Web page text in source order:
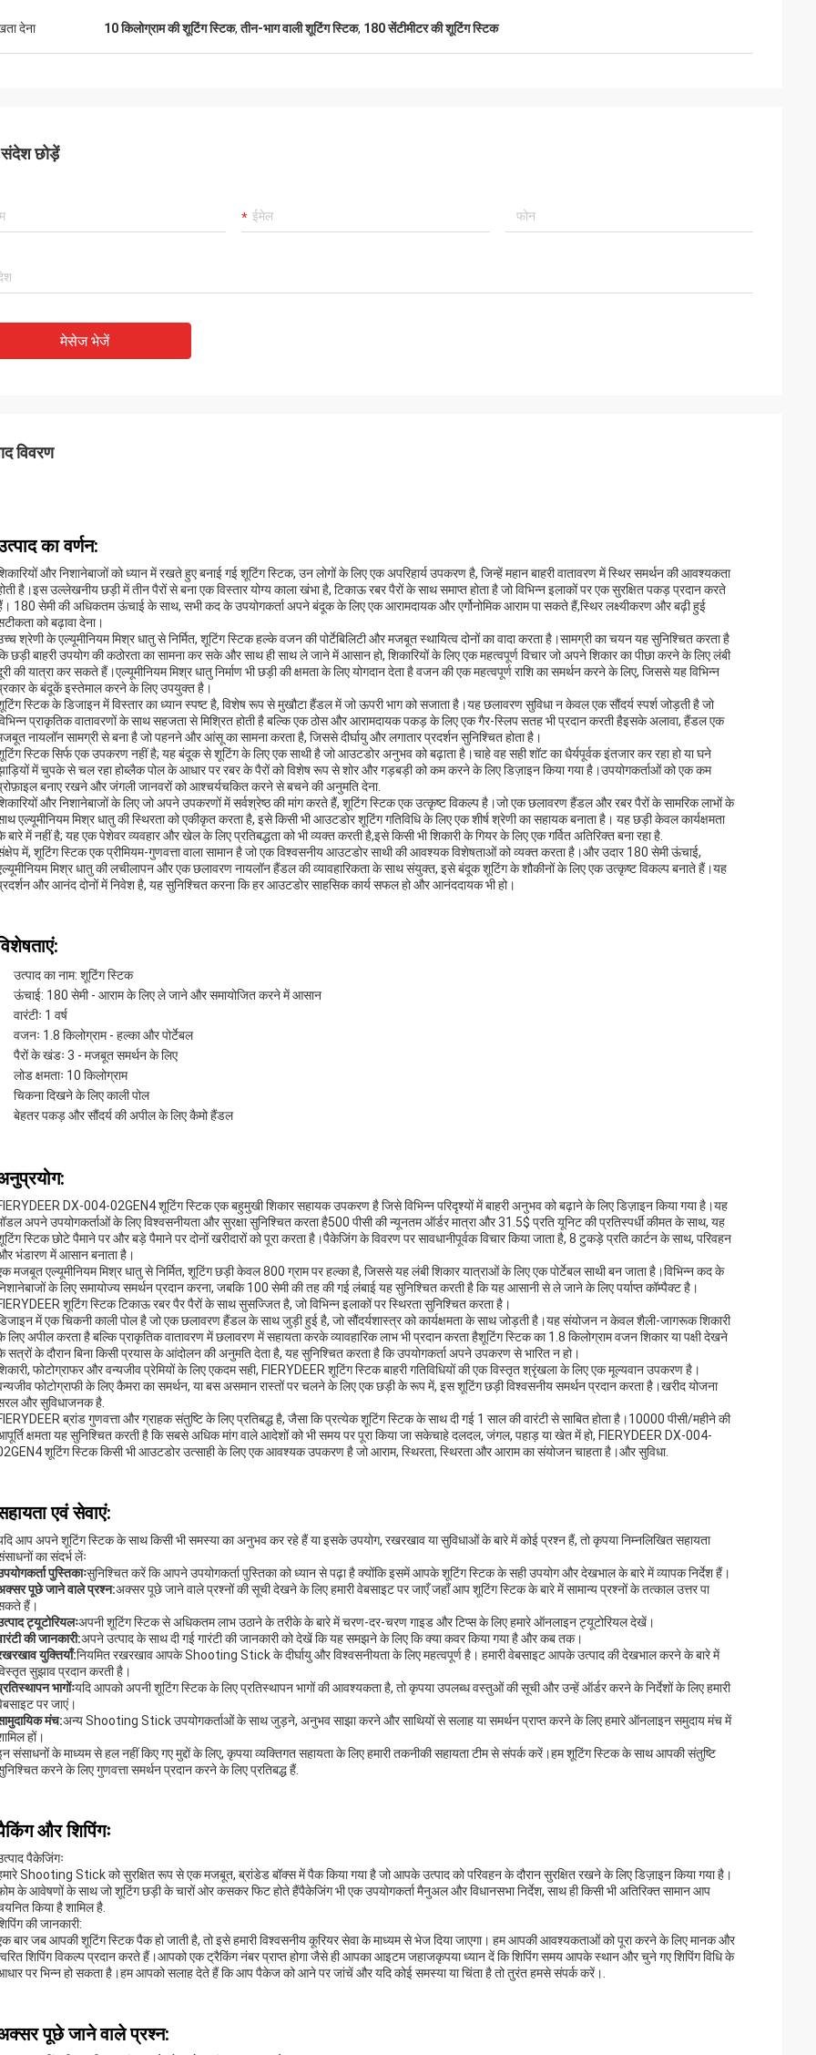
देना 10 किलोग्राम की शूटिंग स्टिक,तीन-भाग वाली शूटिंग स्टिक, 180 सेंटीमीटर की शूटिंग स्टिक
छोड़ें
मेसेज भेजें
विवरण
का वर्णन:
और निशानेबाजों को ध्यान में रखते हुए बनाई गई शूटिंग स्टिक, उन लोगों के लिए एक अपरिहार्य उपकरण है, जिन्हें महान बाहरी वातावरण में स्थिर समर्थन की आवश्यकता
है।इस उल्लेखनीय छड़ी में तीन पैरों से बना एक विस्तार योग्य काला खंभा है, टिकाऊ रबर पैरों के साथ समाप्त होता है जो विभिन्न इलाकों पर एक सुरक्षित पकड़ प्रदान करते
180 सेमी की अधिकतम ऊंचाई के साथ, सभी कद के उपयोगकर्ता अपने बंदूक के लिए एक आरामदायक और एर्गोनोमिक आराम पा सकते हैं,स्थिर लक्ष्यीकरण और बढ़ी हुई
को बढ़ावा देना।
श्रेणी के एल्यूमीनियम मिश्र धातु से निर्मित, शूटिंग स्टिक हल्के वजन की पोर्टेबिलिटी और मजबूत स्थायित्व दोनों का वादा करता है।सामग्री का चयन यह सुनिश्चित करता है
छड़ी बाहरी उपयोग की कठोरता का सामना कर सके और साथ ही साथ ले जाने में आसान हो, शिकारियों के लिए एक महत्वपूर्ण विचार जो अपने शिकार का पीछा करने के लिए लंबी
की यात्रा कर सकते हैं।एल्यूमीनियम मिश्र धातु निर्माण भी छड़ी की क्षमता के लिए योगदान देता है वजन की एक महत्वपूर्ण राशि का समर्थन करने के लिए, जिससे यह विभिन्न
के बंदूकें इस्तेमाल करने के लिए उपयुक्त है।
स्टिक के डिजाइन में विस्तार का ध्यान स्पष्ट है, विशेष रूप से मुखौटा हैंडल में जो ऊपरी भाग को सजाता है।यह छलावरण सुविधा न केवल एक सौंदर्य स्पर्श जोड़ती है जो
प्राकृतिक वातावरणों के साथ सहजता से मिश्रित होती है बल्कि एक ठोस और आरामदायक पकड़ के लिए एक गैर-स्लिप सतह भी प्रदान करती हैइसके अलावा, हैंडल एक
नायलॉन सामग्री से बना है जो पहनने और आंसू का सामना करता है, जिससे दीर्घायु और लगातार प्रदर्शन सुनिश्चित होता है।
स्टिक सिर्फ एक उपकरण नहीं है; यह बंदूक से शूटिंग के लिए एक साथी है जो आउटडोर अनुभव को बढ़ाता है।चाहे वह सही शॉट का धैर्यपूर्वक इंतजार कर रहा हो या घने
में चुपके से चल रहा होब्लैक पोल के आधार पर रबर के पैरों को विशेष रूप से शोर और गड़बड़ी को कम करने के लिए डिज़ाइन किया गया है।उपयोगकर्ताओं को एक कम
बनाए रखने और जंगली जानवरों को आश्चर्यचकित करने से बचने की अनुमति देना.
और निशानेबाजों के लिए जो अपने उपकरणों में सर्वश्रेष्ठ की मांग करते हैं, शूटिंग स्टिक एक उत्कृष्ट विकल्प है।जो एक छलावरण हैंडल और रबर पैरों के सामरिक लाभों के
एल्यूमीनियम मिश्र धातु की स्थिरता को एकीकृत करता है, इसे किसी भी आउटडोर शूटिंग गतिविधि के लिए एक शीर्ष श्रेणी का सहायक बनाता है। यह छड़ी केवल कार्यक्षमता
बारे में नहीं है; यह एक पेशेवर व्यवहार और खेल के लिए प्रतिबद्धता को भी व्यक्त करती है,इसे किसी भी शिकारी के गियर के लिए एक गर्वित अतिरिक्त बना रहा है.
में, शूटिंग स्टिक एक प्रीमियम-गुणवत्ता वाला सामान है जो एक विश्वसनीय आउटडोर साथी की आवश्यक विशेषताओं को व्यक्त करता है।और उदार 180 सेमी ऊंचाई,
मिश्र धातु की लचीलापन और एक छलावरण नायलॉन हैंडल की व्यावहारिकता के साथ संयुक्त, इसे बंदूक शूटिंग के शौकीनों के लिए एक उत्कृष्ट विकल्प बनाते हैं।यह
और आनंद दोनों में निवेश है, यह सुनिश्चित करना कि हर आउटडोर साहसिक कार्य सफल हो और आनंददायक भी हो।
उत्पाद का नाम: शूटिंग स्टिक
ऊंचाई: 180 सेमी - आराम के लिए ले जाने और समायोजित करने में आसान
वारंटीः 1 वर्ष
वजनः 1.8 किलोग्राम - हल्का और पोर्टेबल
पैरों के खंडः 3 - मजबूत समर्थन के लिए
लोड क्षमताः 10 किलोग्राम
चिकना दिखने के लिए काली पोल
बेहतर पकड़ और सौंदर्य की अपील के लिए कैमो हैंडल
DX-004-02GEN4 शूटिंग स्टिक एक बहुमुखी शिकार सहायक उपकरण है जिसे विभिन्न परिदृश्यों में बाहरी अनुभव को बढ़ाने के लिए डिज़ाइन किया गया है।यह
अपने उपयोगकर्ताओं के लिए विश्वसनीयता और सुरक्षा सुनिश्चित करता है500 पीसी की न्यूनतम ऑर्डर मात्रा और 31.5$ प्रति यूनिट की प्रतिस्पर्धी कीमत के साथ, यह
स्टिक छोटे पैमाने पर और बड़े पैमाने पर दोनों खरीदारों को पूरा करता है।पैकेजिंग के विवरण पर सावधानीपूर्वक विचार किया जाता है, 8 टुकड़े प्रति कार्टन के साथ, परिवहन
भंडारण में आसान बनाता है।
मजबूत एल्यूमीनियम मिश्र धातु से निर्मित, शूटिंग छड़ी केवल 800 ग्राम पर हल्का है, जिससे यह लंबी शिकार यात्राओं के लिए एक पोर्टेबल साथी बन जाता है।विभिन्न कद के
के लिए समायोज्य समर्थन प्रदान करना, जबकि 100 सेमी की तह की गई लंबाई यह सुनिश्चित करती है कि यह आसानी से ले जाने के लिए पर्याप्त कॉम्पैक्ट है।
शूटिंग स्टिक टिकाऊ रबर पैर पैरों के साथ सुसज्जित है, जो विभिन्न इलाकों पर स्थिरता सुनिश्चित करता है।
में एक चिकनी काली पोल है जो एक छलावरण हैंडल के साथ जुड़ी हुई है, जो सौंदर्यशास्त्र को कार्यक्षमता के साथ जोड़ती है।यह संयोजन न केवल शैली-जागरूक शिकारी
लिए अपील करता है बल्कि प्राकृतिक वातावरण में छलावरण में सहायता करके व्यावहारिक लाभ भी प्रदान करता हैशूटिंग स्टिक का 1.8 किलोग्राम वजन शिकार या पक्षी देखने
सत्रों के दौरान बिना किसी प्रयास के आंदोलन की अनुमति देता है, यह सुनिश्चित करता है कि उपयोगकर्ता अपने उपकरण से भारित न हो।
फोटोग्राफर और वन्यजीव प्रेमियों के लिए एकदम सही, FIERYDEER शूटिंग स्टिक बाहरी गतिविधियों की एक विस्तृत श्रृंखला के लिए एक मूल्यवान उपकरण है।
फोटोग्राफी के लिए कैमरा का समर्थन, या बस असमान रास्तों पर चलने के लिए एक छड़ी के रूप में, इस शूटिंग छड़ी विश्वसनीय समर्थन प्रदान करता है।खरीद योजना
और सुविधाजनक है.
ब्रांड गुणवत्ता और ग्राहक संतुष्टि के लिए प्रतिबद्ध है, जैसा कि प्रत्येक शूटिंग स्टिक के साथ दी गई 1 साल की वारंटी से साबित होता है।10000 पीसी/महीने की
क्षमता यह सुनिश्चित करती है कि सबसे अधिक मांग वाले आदेशों को भी समय पर पूरा किया जा सकेचाहे दलदल, जंगल, पहाड़ या खेत में हो, FIERYDEER DX-004-
शूटिंग स्टिक किसी भी आउटडोर उत्साही के लिए एक आवश्यक उपकरण है जो आराम, स्थिरता, स्थिरता और आराम का संयोजन चाहता है।और सुविधा.
एवं सेवाएं:
आप अपने शूटिंग स्टिक के साथ किसी भी समस्या का अनुभव कर रहे हैं या इसके उपयोग, रखरखाव या सुविधाओं के बारे में कोई प्रश्न हैं, तो कृपया निम्नलिखित सहायता
का संदर्भ लेंः
पुस्तिकाःसुनिश्चित करें कि आपने उपयोगकर्ता पुस्तिका को ध्यान से पढ़ा है क्योंकि इसमें आपके शूटिंग स्टिक के सही उपयोग और देखभाल के बारे में व्यापक निर्देश हैं।
पूछे जाने वाले प्रश्न:अक्सर पूछे जाने वाले प्रश्नों की सूची देखने के लिए हमारी वेबसाइट पर जाएँ जहाँ आप शूटिंग स्टिक के बारे में सामान्य प्रश्नों के तत्काल उत्तर पा
हैं।
ट्यूटोरियलःअपनी शूटिंग स्टिक से अधिकतम लाभ उठाने के तरीके के बारे में चरण-दर-चरण गाइड और टिप्स के लिए हमारे ऑनलाइन ट्यूटोरियल देखें।
की जानकारी:अपने उत्पाद के साथ दी गई गारंटी की जानकारी को देखें कि यह समझने के लिए कि क्या कवर किया गया है और कब तक।
युक्तियाँ:नियमित रखरखाव आपके Shooting Stick के दीर्घायु और विश्वसनीयता के लिए महत्वपूर्ण है। हमारी वेबसाइट आपके उत्पाद की देखभाल करने के बारे में
सुझाव प्रदान करती है।
भागोंःयदि आपको अपनी शूटिंग स्टिक के लिए प्रतिस्थापन भागों की आवश्यकता है, तो कृपया उपलब्ध वस्तुओं की सूची और उन्हें ऑर्डर करने के निर्देशों के लिए हमारी
पर जाएं।
मंच:अन्य Shooting Stick उपयोगकर्ताओं के साथ जुड़ने, अनुभव साझा करने और साथियों से सलाह या समर्थन प्राप्त करने के लिए हमारे ऑनलाइन समुदाय मंच में
हों।
संसाधनों के माध्यम से हल नहीं किए गए मुद्दों के लिए, कृपया व्यक्तिगत सहायता के लिए हमारी तकनीकी सहायता टीम से संपर्क करें।हम शूटिंग स्टिक के साथ आपकी संतुष्टि
करने के लिए गुणवत्ता समर्थन प्रदान करने के लिए प्रतिबद्ध हैं.
और शिपिंगः
पैकेजिंगः
Shooting Stick को सुरक्षित रूप से एक मजबूत, ब्रांडेड बॉक्स में पैक किया गया है जो आपके उत्पाद को परिवहन के दौरान सुरक्षित रखने के लिए डिज़ाइन किया गया है।
के आवेषणों के साथ जो शूटिंग छड़ी के चारों ओर कसकर फिट होते हैंपैकेजिंग भी एक उपयोगकर्ता मैनुअल और विधानसभा निर्देश, साथ ही किसी भी अतिरिक्त सामान आप
किया है शामिल है.
की जानकारी:
बार जब आपकी शूटिंग स्टिक पैक हो जाती है, तो इसे हमारी विश्वसनीय कूरियर सेवा के माध्यम से भेज दिया जाएगा। हम आपकी आवश्यकताओं को पूरा करने के लिए मानक और
शिपिंग विकल्प प्रदान करते हैं।आपको एक ट्रैकिंग नंबर प्राप्त होगा जैसे ही आपका आइटम जहाजकृपया ध्यान दें कि शिपिंग समय आपके स्थान और चुने गए शिपिंग विधि के
पर भिन्न हो सकता है।हम आपको सलाह देते हैं कि आप पैकेज को आने पर जांचें और यदि कोई समस्या या चिंता है तो तुरंत हमसे संपर्क करें।.
पूछे जाने वाले प्रश्न: